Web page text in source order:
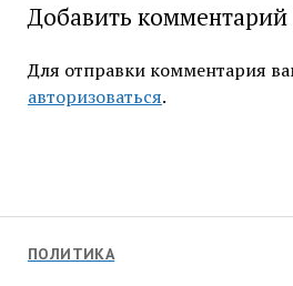
ПОЛИТИКА
Добавить комментарий
Для отправки комментария
авторизоваться.